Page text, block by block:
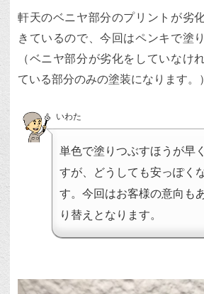
軒天のベニヤ部分のプリントが劣
きているので、今回はペンキで塗
（ベニヤ部分が劣化をしていなけ
ている部分のみの塗装になります。）
いわた
単色で塗りつぶすほうが早
すが、どうしても安っぽく
す。今回はお客様の意向も
り替えとなります。